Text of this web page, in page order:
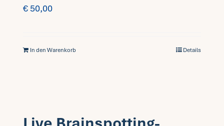
€ 50,00
In den Warenkorb Details